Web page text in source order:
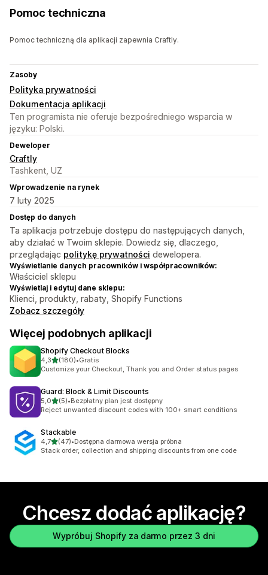
Pomoc techniczna
Pomoc techniczną dla aplikacji zapewnia Craftly.
Zasoby
Polityka prywatności
Dokumentacja aplikacji
Ten programista nie oferuje bezpośredniego wsparcia w
języku: Polski.
Deweloper
Craftly
Tashkent, UZ
Wprowadzenie na rynek
7 luty 2025
Dostęp do danych
Ta aplikacja potrzebuje dostępu do następujących danych,
aby działać w Twoim sklepie. Dowiedz się, dlaczego,
przeglądając politykę prywatności dewelopera.
Wyświetlanie danych pracowników i współpracowników:
Właściciel sklepu
Wyświetlaj i edytuj dane sklepu:
Klienci, produkty, rabaty, Shopify Functions
Zobacz szczegóły
Więcej podobnych aplikacji
Shopify Checkout Blocks
4,3na 5 gwiazdek
(180)
Łączna liczba recenzji: 180
•Gratis
Customize your Checkout, Thank you and Order status pages
Guard: Block & Limit Discounts
5,0na 5 gwiazdek
(5)
Łączna liczba recenzji: 5
•Bezpłatny plan jest dostępny
Reject unwanted discount codes with 100+ smart conditions
Stackable
4,7na 5 gwiazdek
(47)
Łączna liczba recenzji: 47
•Dostępna darmowa wersja próbna
Stack order, collection and shipping discounts from one code
Chcesz dodać aplikację?
Wypróbuj Shopify za darmo przez 3 dni